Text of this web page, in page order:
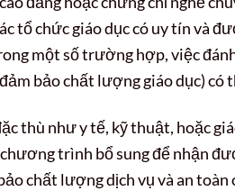
tổ chức giáo dục có uy tín và
một số trường hợp, việc
bảo chất lượng giáo dục) có
thù như y tế, kỹ thuật, hoặc
trình bổ sung để nhận
chất lượng dịch vụ và an toàn